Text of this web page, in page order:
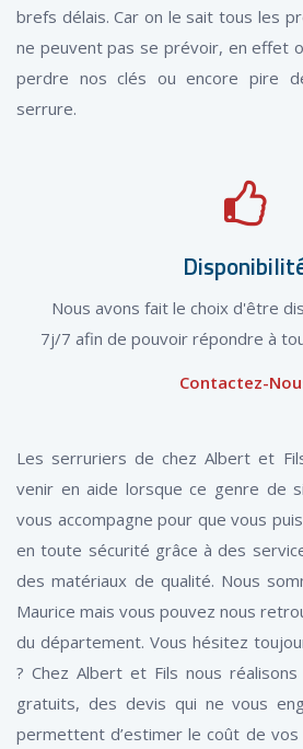
brefs délais. Car on le sait tous les
ne peuvent pas se prévoir, en effet
perdre nos clés ou encore pire
serrure.
Nous avons fait le choix d'être
7j/7 afin de pouvoir répondre à
Contactez-
Les serruriers de chez Albert et
venir en aide lorsque ce genre de
vous accompagne pour que vous
en toute sécurité grâce à des
des matériaux de qualité. Nous
Maurice mais vous pouvez nous
du département. Vous hésitez
? Chez Albert et Fils nous
gratuits, des devis qui ne vous
permettent d’estimer le coût de